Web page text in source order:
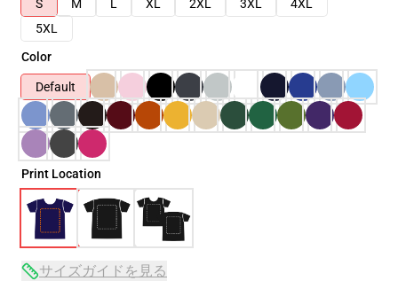
S
M L XL 2XL 3XL
4XL
5XL
Color
Default
Print Location
サイズガイドを見る